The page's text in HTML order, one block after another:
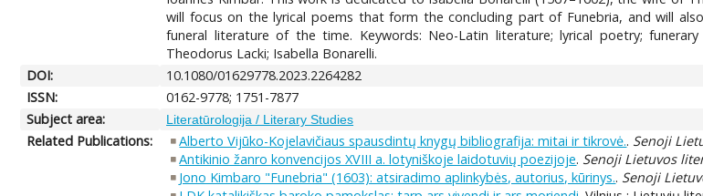
will focus on the lyrical poems that form the concluding part of Funebria, and will
funeral literature of the time. Keywords: Neo-Latin literature; lyrical poetry;
Theodorus Lacki; Isabella Bonarelli.
DOI:
10.1080/01629778.2023.2264282
ISSN:
0162-9778; 1751-7877
Subject area:
Literatūrologija / Literary Studies
Related Publications: Alberto Vijūko-Kojelavičiaus spausdintų knygų bibliografija: mitai ir tikrovė.. Senoji
Antikinio žanro konvencijos XVIII a. lotyniškoje laidotuvių poezijoje. Senoji Lietuvos
Jono Kimbaro "Funebria" (1603): atsiradimo aplinkybės, autorius, kūrinys.. Senoji